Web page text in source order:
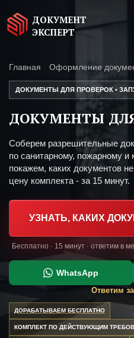
ДОКУМЕНТ
ЭКСПЕРТ
Главная Оформление
ДОКУМЕНТЫ ДЛЯ ПРОВЕРОК •
ДОКУМЕНТЫ
Соберем разрешительные
по санитарному, пожарному
покажем, каких документов
цену комплекта - за 15 минут.
УЗНАТЬ, КАКИХ
Бесплатно · 15 минут · ответим в
WhatsApp
Ответим
ДОРАБАТЫВАЕМ БЕСПЛАТНО
КОМПЛЕКТ ПО ДЕЙСТВУЮЩИМ